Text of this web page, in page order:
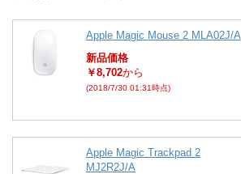
Apple Magic Mouse 2 MLA02J/A
新品価格
￥8,702から
(2018/7/30 01:31時点)
Apple Magic Trackpad 2
MJ2R2J/A